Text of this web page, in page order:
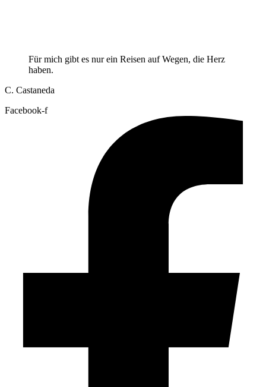
Für mich gibt es nur ein Reisen auf Wegen, die Herz
haben.
C. Castaneda
Facebook-f